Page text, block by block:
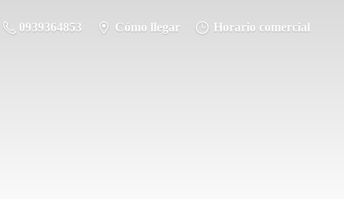
0939364853 Cómo llegar Horario comercial